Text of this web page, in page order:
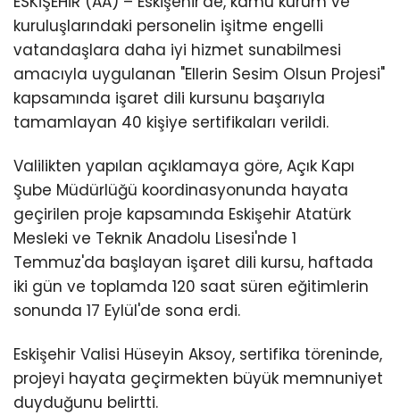
kuruluşlarındaki personelin işitme engelli
vatandaşlara daha iyi hizmet sunabilmesi
amacıyla uygulanan "Ellerin Sesim Olsun Projesi"
kapsamında işaret dili kursunu başarıyla
tamamlayan 40 kişiye sertifikaları verildi.
Valilikten yapılan açıklamaya göre, Açık Kapı
Şube Müdürlüğü koordinasyonunda hayata
geçirilen proje kapsamında Eskişehir Atatürk
Mesleki ve Teknik Anadolu Lisesi'nde 1
Temmuz'da başlayan işaret dili kursu, haftada
iki gün ve toplamda 120 saat süren eğitimlerin
sonunda 17 Eylül'de sona erdi.
Eskişehir Valisi Hüseyin Aksoy, sertifika töreninde,
projeyi hayata geçirmekten büyük memnuniyet
duyduğunu belirtti.